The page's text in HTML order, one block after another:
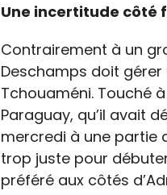
Une incertitude côté
Contrairement à un
Deschamps doit
Tchouaméni. Touché
Paraguay, qu’il avait
mercredi à une partie
trop juste pour
préféré aux côtés